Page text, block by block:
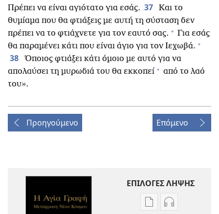
Πρέπει να είναι αγιότατο για εσάς. 37
Και το
θυμίαμα που θα φτιάξεις με αυτή τη σύσταση δεν
πρέπει να το φτιάχνετε για τον εαυτό σας. + Για εσάς
θα παραμένει κάτι που είναι άγιο για τον Ιεχωβά. +
38
Όποιος φτιάξει κάτι όμοιο με αυτό για να
απολαύσει τη μυρωδιά του θα εκκοπεί + από το λαό
του».
Προηγούμενο Επόμενο
ΕΠΙΛΟΓΕΣ ΛΗΨΗΣ
ΕπιλογέςΕπιλογές